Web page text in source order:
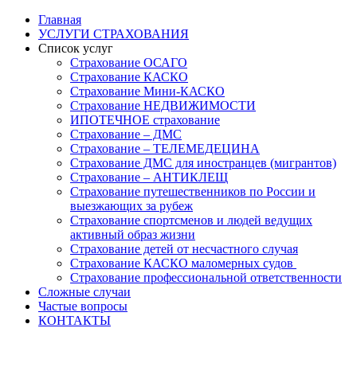
Главная
УСЛУГИ СТРАХОВАНИЯ
Список услуг
Страхование ОСАГО
Страхование КАСКО
Страхование Мини-КАСКО
Страхование НЕДВИЖИМОСТИ
ИПОТЕЧНОЕ страхование
Страхование – ДМС
Страхование – ТЕЛЕМЕДЕЦИНА
Страхование ДМС для иностранцев (мигрантов)
Страхование – АНТИКЛЕЩ
Страхование путешественников по России и
выезжающих за рубеж
Страхование спортсменов и людей ведущих
активный образ жизни
Страхование детей от несчастного случая
Страхование КАСКО маломерных судов
Страхование профессиональной ответственности
Сложные случаи
Частые вопросы
КОНТАКТЫ